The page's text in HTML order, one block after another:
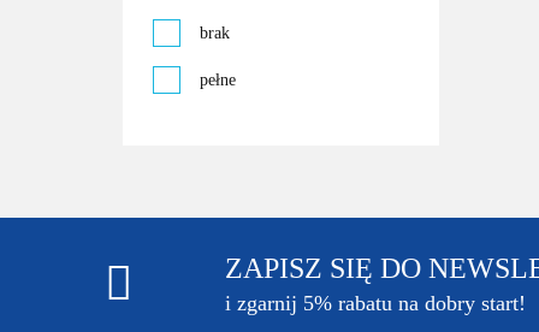
brak
pełne
ZAPISZ SIĘ DO
i zgarnij 5% rabatu na dobry start!